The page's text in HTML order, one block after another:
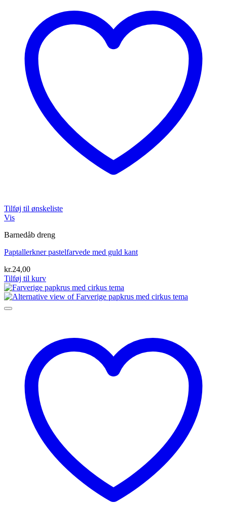
Tilføj til ønskeliste
Vis
Barnedåb dreng
Paptallerkner pastelfarvede med guld kant
kr.24,00
Tilføj til kurv